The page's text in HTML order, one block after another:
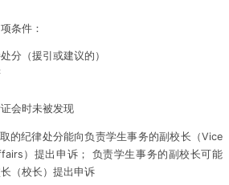
条件：
分（援引或建议的）
会时未被发现
的纪律处分能向负责学生事务的副校长（Vice
）提出申诉； 负责学生事务的副校长可能
（校长）提出申诉